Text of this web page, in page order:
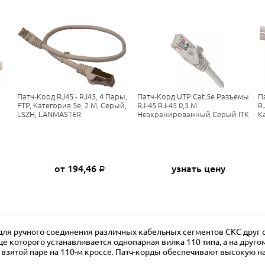
Патч-Корд RJ45 - RJ45, 4 Пары,
FTP, Категория 5е, 2 М, Серый,
LSZH, LANMASTER
от 194,46 Р
Патч-Корд UTP Cat.5e Разъемы
RJ-45 RJ-45 0,5 М
Неэкранированный Серый ITK
узнать цену
соединения различных кабельных сегментов СКС друг
устанавливается однопарная вилка 110 типа, а на
паре на 110-м кроссе. Патч-корды обеспечивают высокую